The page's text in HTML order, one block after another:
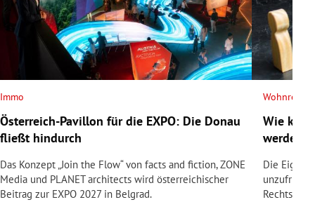
Immo
Österreich-Pavillon für die EXPO: Die Donau
fließt hindurch
Das Konzept „Join the Flow“ von facts and fiction, ZONE
Media und PLANET architects wird österreichischer
Beitrag zur EXPO 2027 in Belgrad.
Wohnrecht
Wie
werden?
Die